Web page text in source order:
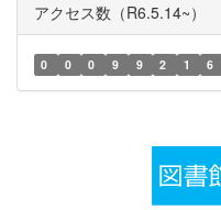
アクセス数（R6.5.14~）
0 0 0 9 9 2 1 6